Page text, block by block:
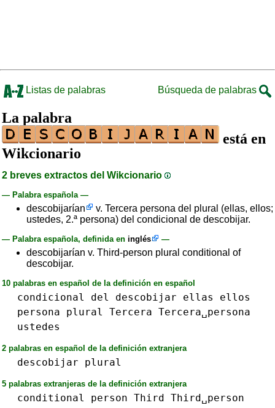
Listas de palabras Búsqueda de palabras
La palabra
está en
Wikcionario
2 breves extractos del Wikcionario
— Palabra española —
descobijarían
v. Tercera persona del plural (ellas, ellos;
ustedes, 2.ª persona) del condicional de descobijar.
— Palabra española, definida en inglés —
descobijarían v. Third-person plural conditional of
descobijar.
10 palabras en español de la definición en español
condicional del descobijar ellas
ellos
persona
plural Tercera Tercera␣persona
ustedes
2 palabras en español de la definición extranjera
descobijar plural
5 palabras extranjeras de la definición extranjera
conditional person Third Third␣person